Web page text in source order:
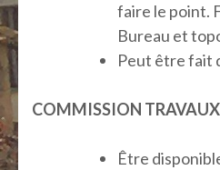
faire le point.
Bureau et
Peut être fait
COMMISSION
Être